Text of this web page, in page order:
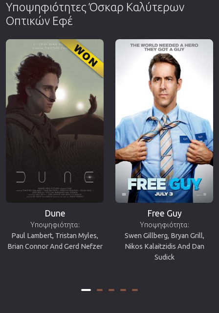
Υποψηφιότητες Όσκαρ Καλύτερων
Οπτικών Εφέ
Dune
Υποψηφιότητα:
Paul Lambert, Tristan Myles,
Brian Connor And Gerd Nefzer
Free Guy
Υποψηφιότητα:
Swen Gillberg, Bryan Grill,
Nikos Kalaitzidis And Dan
Sudick